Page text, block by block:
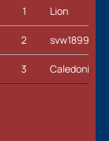
1 Lion
2 svw1899
3 Caledonia